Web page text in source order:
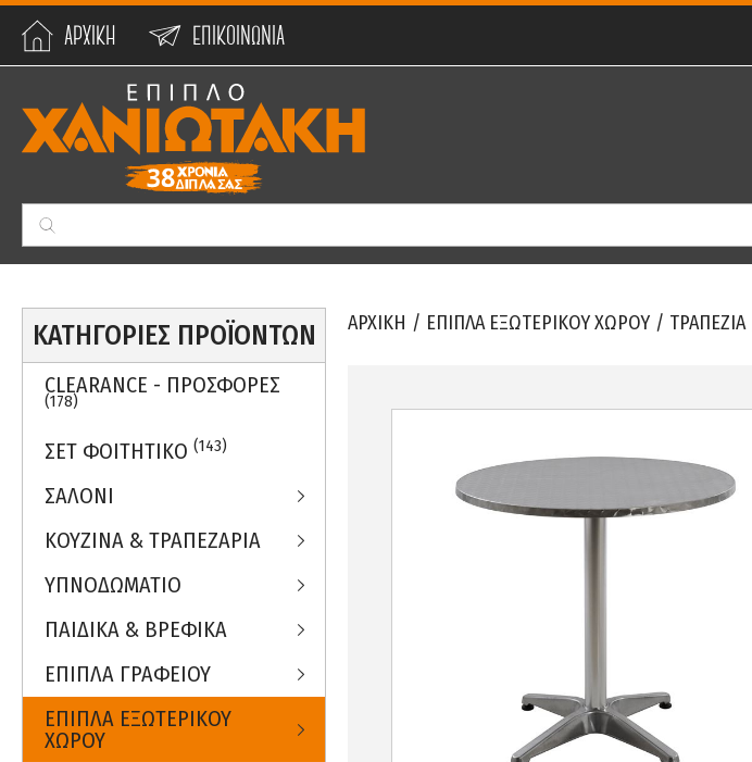
ΑΡΧΙΚΗ ΕΠΙΚΟΙΝΩΝΙΑ
ΚΑΤΗΓΟΡΙΕΣ ΠΡΟΪΟΝΤΩΝ
CLEARANCE - ΠΡΟΣΦΟΡΕΣ
(178)
ΣΕΤ ΦΟΙΤΗΤΙΚΟ (143)
ΣΑΛΟΝΙ
ΚΟΥΖΙΝΑ & ΤΡΑΠΕΖΑΡΙΑ
ΥΠΝΟΔΩΜΑΤΙΟ
ΠΑΙΔΙΚΑ & ΒΡΕΦΙΚΑ
ΕΠΙΠΛΑ ΓΡΑΦΕΙΟΥ
ΕΠΙΠΛΑ ΕΞΩΤΕΡΙΚΟΥ
ΧΩΡΟΥ
ΑΡΧΙΚΗ / ΕΠΙΠΛΑ ΕΞΩΤΕΡΙΚΟΥ ΧΩΡΟΥ / ΤΡΑΠΕΖΙΑ